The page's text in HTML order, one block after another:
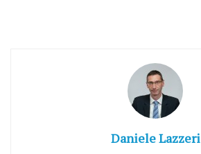
Daniele Lazzeri